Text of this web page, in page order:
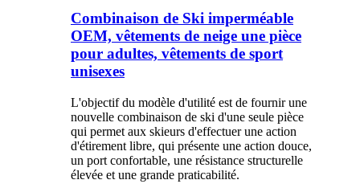
Combinaison de Ski imperméable
OEM, vêtements de neige une pièce
pour adultes, vêtements de sport
unisexes
L'objectif du modèle d'utilité est de fournir une
nouvelle combinaison de ski d'une seule pièce
qui permet aux skieurs d'effectuer une action
d'étirement libre, qui présente une action douce,
un port confortable, une résistance structurelle
élevée et une grande praticabilité.